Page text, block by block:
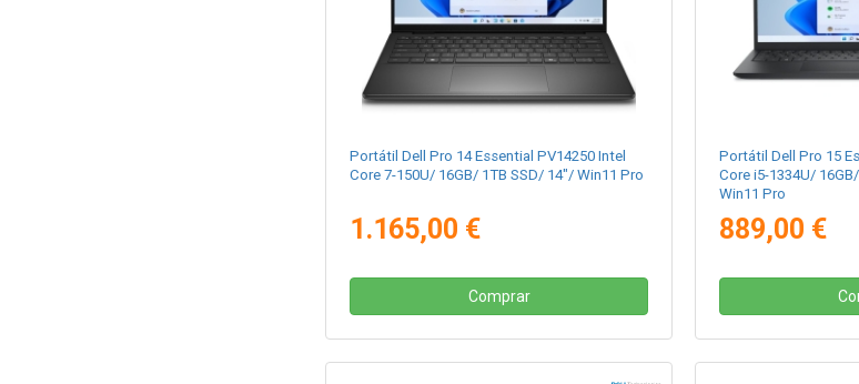
Portátil Dell Pro 14 Essential PV14250 Intel
Core 7-150U/ 16GB/ 1TB SSD/ 14"/ Win11 Pro
1.165,00 €
Comprar
Portátil Dell Pro 15
Core i5-1334U/
Win11 Pro
889,00 €